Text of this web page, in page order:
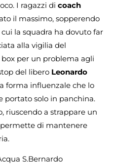
I ragazzi di coach
il massimo, sopperendo
la squadra ha dovuto far
alla vigilia del
box per un problema agli
del libero Leonardo
forma influenzale che lo
portato solo in panchina.
riuscendo a strappare un
di mantenere
S.Bernardo